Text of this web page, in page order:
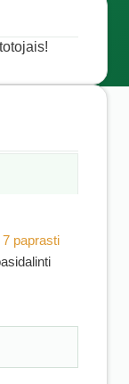
paprasti